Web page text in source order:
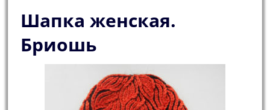
Шапка женская.
Бриошь